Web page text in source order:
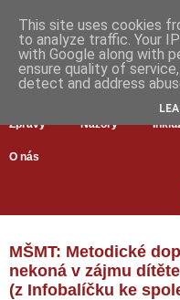
Zprávy Názory
O nás
MŠMT: Metodické
nekoná v zájmu
(z Infobalíčku ke
This site uses cookies
to analyze traffic. Your
with Google along with
ensure quality of
detect and address